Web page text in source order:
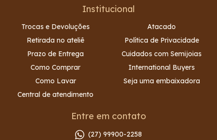
Institucional
Trocas e Devoluções
Retirada no ateliê
Prazo de Entrega
Como Comprar
Como Lavar
Central de atendimento
Atacado
Política de Privacidade
Cuidados com Semijoias
International Buyers
Seja uma embaixadora
Entre em contato
(27) 99900-2258